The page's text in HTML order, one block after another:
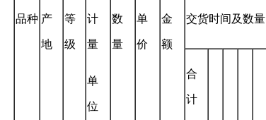
品种 产
地
等
级
计
量
单
位
数
量
单
价
金
额
交货时间及数量
合
计